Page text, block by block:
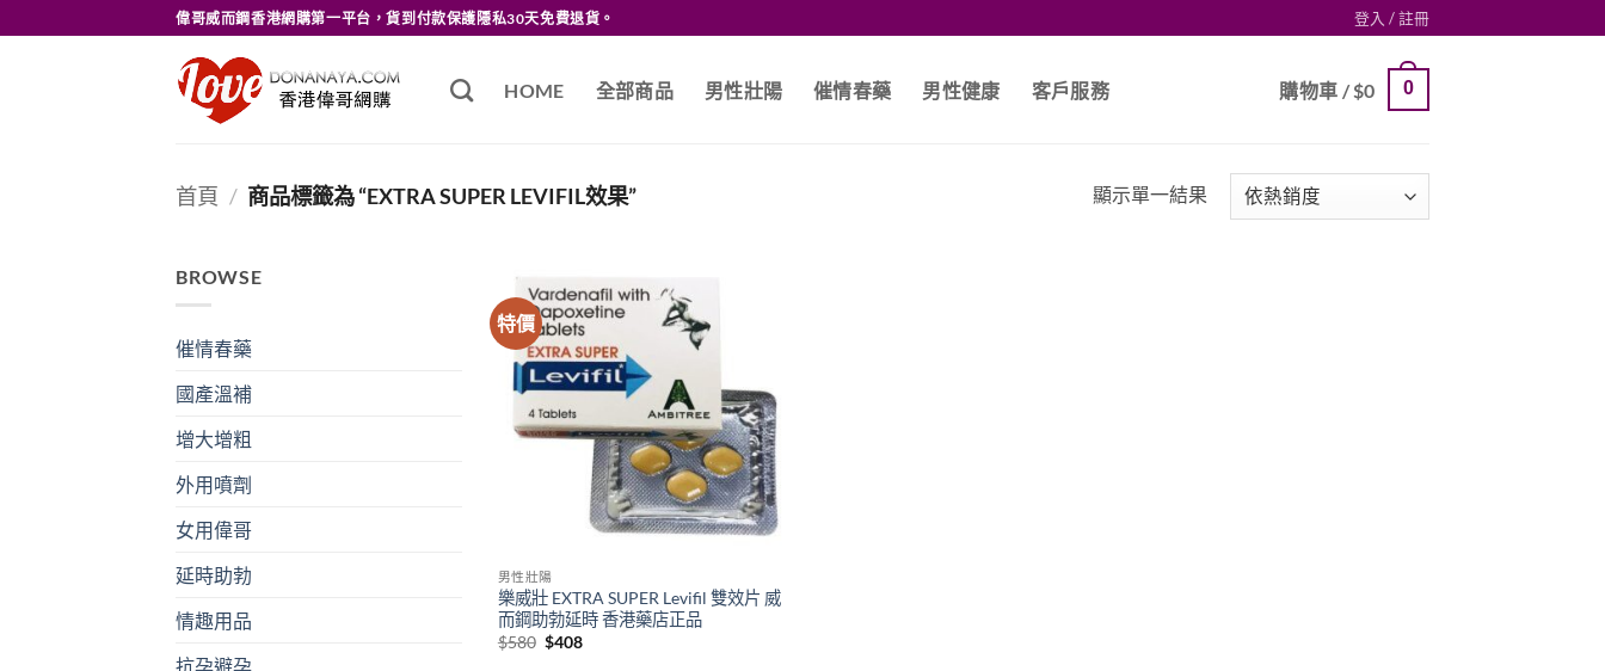
to
偉哥威而鋼香港網購第一平台，貨到付款保護隱私30天免費退貨。 登入 / 註冊
HOME 全部商品 男性壯陽 催情春藥 男性健康 客戶服務 購物車 /$0 0
首頁 / 商品標籤為 “EXTRA SUPER LEVIFIL效果” 顯示單一結果
BROWSE
催情春藥
國產溫補
增大增粗
外用噴劑
女用偉哥
延時助勃
情趣用品
抗孕避孕
特價
男性壯陽
樂威壯 EXTRA SUPER Levifil 雙效片 威
而鋼助勃延時 香港藥店正品
$580 Original
$408Current